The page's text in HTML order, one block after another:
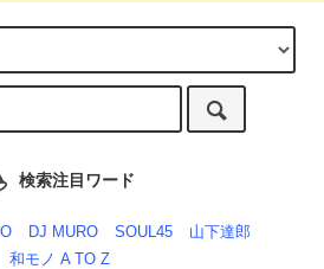
検索注目ワード
DJ MURO SOUL45
山下達郎
和モノ A TO Z